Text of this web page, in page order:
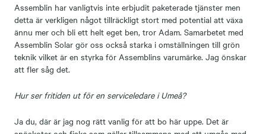
Assemblin har vanligtvis inte erbjudit paketerade tjänster men
detta är verkligen något tillräckligt stort med potential att växa
ännu mer och bli ett helt eget ben, tror Adam. Samarbetet med
Assemblin Solar gör oss också starka i omställningen till grön
teknik vilket är en styrka för Assemblins varumärke. Jag önskar
att fler såg det.
Hur ser fritiden ut för en serviceledare i Umeå?
Ja du, där är jag nog rätt vanlig för att bo här uppe. Det är